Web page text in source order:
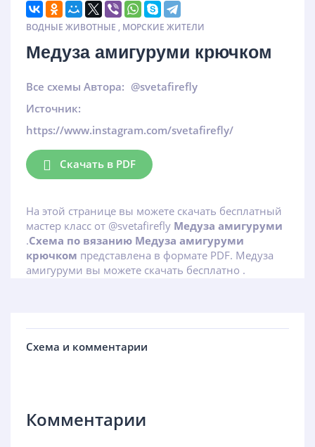
ВОДНЫЕ ЖИВОТНЫЕ , МОРСКИЕ ЖИТЕЛИ
Медуза амигуруми крючком
Все схемы Автора: @svetafirefly
Источник:
https://www.instagram.com/svetafirefly/
Скачать в PDF
На этой странице вы можете скачать бесплатный
мастер класс от @svetafirefly Медуза амигуруми
.Схема по вязанию Медуза амигуруми
крючком представлена в формате PDF. Медуза
амигуруми вы можете скачать бесплатно .
Схема и комментарии
Комментарии